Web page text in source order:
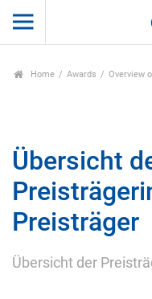
Home Awards Overview
Übersicht
Preisträger
Übersicht der